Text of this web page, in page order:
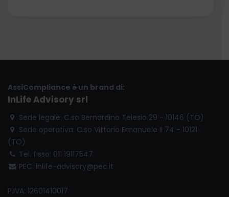
AssiCompliance è un brand di:
InLife Advisory srl
Sede legale: C.so Bernardino Telesio 29 - 10146 (TO)
Sede operativa: C.so Vittorio Emanuele II 74 - 10121
(TO)
Tel. fisso: 011 19117547
PEC: inlife-advisory@pec.it
P.IVA: 12601410017